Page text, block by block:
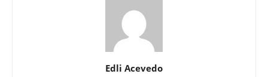
Edli Acevedo